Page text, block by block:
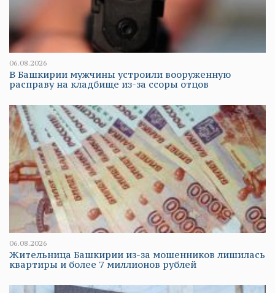
06.08.2026
В Башкирии мужчины устроили вооруженную
расправу на кладбище из-за ссоры отцов
06.08.2026
Жительница Башкирии из-за мошенников лишилась
квартиры и более 7 миллионов рублей